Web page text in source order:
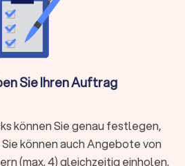
bei der Auswahl des passenden
unsere Tipps, um den besten
zu finden. Bei der Suche nach
achten:
und Außenbereiche
Malerbetrieb
Sie Ihren Auftrag
können Sie genau festlegen,
können auch Angebote von
(max. 4) gleichzeitig einholen.